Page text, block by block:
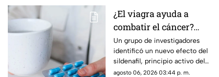
¿El viagra ayuda a
combatir el cáncer?
Estudio revela que
podría frenar la
metástasis
Un grupo de investigadores
identificó un nuevo efecto del
sildenafil, principio activo del
viagra, que podría cambiar su
agosto 06, 2026 03:44 p. m.